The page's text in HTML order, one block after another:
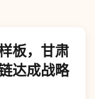
板，甘肃
达成战略